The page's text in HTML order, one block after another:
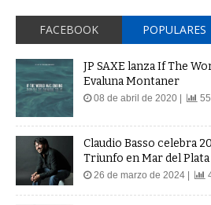
FACEBOOK POPULARES
JP SAXE lanza If The
Evaluna Montaner
08 de abril de 2020 |
Claudio Basso celebra
Triunfo en Mar del Plata
26 de marzo de 2024 |